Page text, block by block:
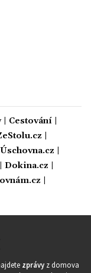
| Cestování|
Úschovna.cz
Dokina.cz
zprávy z domova